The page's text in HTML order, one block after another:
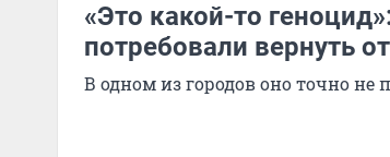
«Это какой-то
потребовали вернуть
В одном из городов оно точно не